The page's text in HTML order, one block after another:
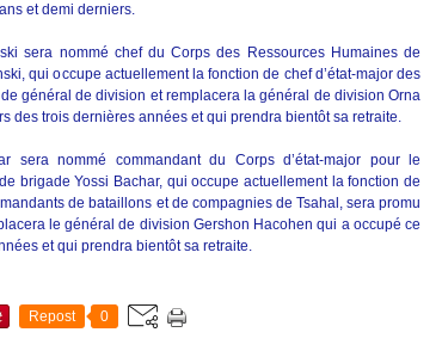
et demi derniers.
sera nommé chef du Corps des Ressources Humaines de
qui occupe actuellement la fonction de chef d’état-major des
général de division et remplacera la général de division Orna
des trois dernières années et qui prendra bientôt sa retraite.
sera nommé commandant du Corps d’état-major pour le
brigade Yossi Bachar, qui occupe actuellement la fonction de
de bataillons et de compagnies de Tsahal, sera promu
le général de division Gershon Hacohen qui a occupé ce
et qui prendra bientôt sa retraite.
Repost 0